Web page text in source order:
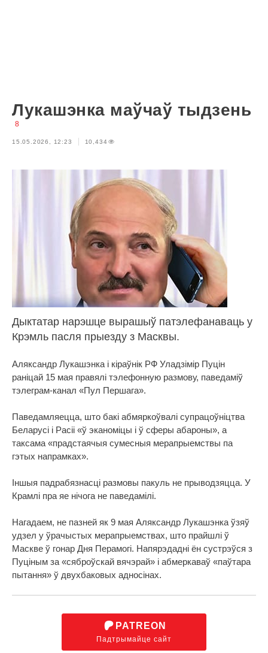
Лукашэнка маўчаў тыдзень
8
15.05.2026, 12:23 10,434
Дыктатар нарэшце вырашыў патэлефанаваць у
Крэмль пасля прыезду з Масквы.
Аляксандр Лукашэнка і кіраўнік РФ Уладзімір Пуцін
раніцай 15 мая правялі тэлефонную размову, паведаміў
тэлеграм-канал «Пул Першага».
Паведамляецца, што бакі абмяркоўвалі супрацоўніцтва
Беларусі і Расіі «ў эканоміцы і ў сферы абароны», а
таксама «прадстаячыя сумесныя мерапрыемствы па
гэтых напрамках».
Іншыя падрабязнасці размовы пакуль не прыводзяцца. У
Крамлі пра яе нічога не паведамілі.
Нагадаем, не пазней як 9 мая Аляксандр Лукашэнка ўзяў
удзел у ўрачыстых мерапрыемствах, што прайшлі ў
Маскве ў гонар Дня Перамогі. Напярэдадні ён сустрэўся з
Пуціным за «сяброўскай вячэрай» і абмеркаваў «паўтара
пытання» ў двухбаковых адносінах.
PATREON
Падтрымайце сайт